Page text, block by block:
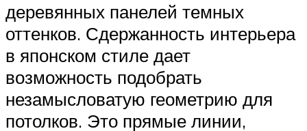
деревянных панелей темных
оттенков. Сдержанность интерьера
в японском стиле дает
возможность подобрать
незамысловатую геометрию для
потолков. Это прямые линии,